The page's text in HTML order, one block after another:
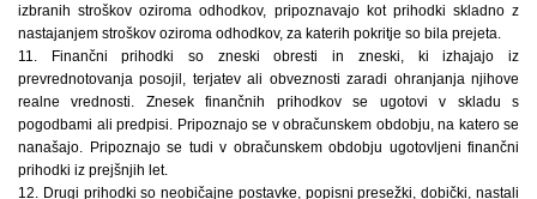
izbranih stroškov oziroma odhodkov, pripoznavajo kot prihodki skladno z
nastajanjem stroškov oziroma odhodkov, za katerih pokritje so bila prejeta.
11. Finančni prihodki so zneski obresti in zneski, ki izhajajo iz
prevrednotovanja posojil, terjatev ali obveznosti zaradi ohranjanja njihove
realne vrednosti. Znesek finančnih prihodkov se ugotovi v skladu s
pogodbami ali predpisi. Pripoznajo se v obračunskem obdobju, na katero se
nanašajo. Pripoznajo se tudi v obračunskem obdobju ugotovljeni finančni
prihodki iz prejšnjih let.
12. Drugi prihodki so neobičajne postavke, popisni presežki, dobički, nastali